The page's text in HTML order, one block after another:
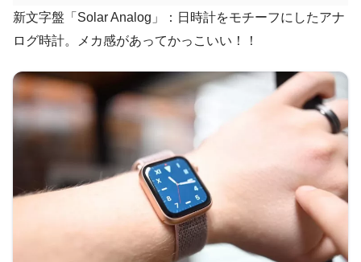
新文字盤「Solar Analog」：日時計をモチーフにしたアナ
ログ時計。メカ感があってかっこいい！！